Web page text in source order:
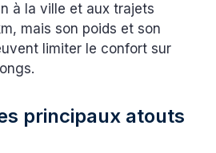
à la ville et aux trajets
mais son poids et son
limiter le confort sur
principaux atouts